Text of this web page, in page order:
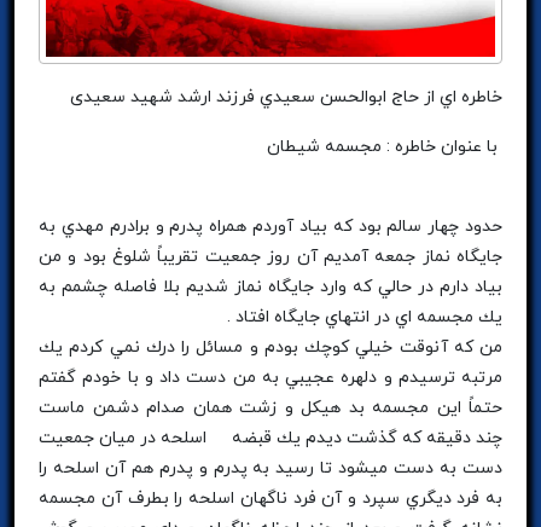
خاطره اي از حاج ابوالحسن سعيدي فرزند ارشد شهید سعیدی
با عنوان خاطره : مجسمه شيطان
حدود چهار سالم بود كه بياد آوردم همراه پدرم و برادرم مهدي به
جايگاه نماز جمعه آمديم آن روز جمعيت تقريباً شلوغ بود و من
بياد دارم در حالي كه وارد جايگاه نماز شديم بلا فاصله چشمم به
يك مجسمه اي در انتهاي جايگاه افتاد .
من كه آنوقت خيلي كوچك بودم و مسائل را درك نمي كردم يك
مرتبه ترسيدم و دلهره عجيبي به من دست داد و با خودم گفتم
حتماً اين مجسمه بد هيكل و زشت همان صدام دشمن ماست
چند دقيقه كه گذشت ديدم يك قبضه اسلحه در ميان جمعيت
دست به دست ميشود تا رسيد به پدرم و پدرم هم آن اسلحه را
به فرد ديگري سپرد و آن فرد ناگهان اسلحه را بطرف آن مجسمه